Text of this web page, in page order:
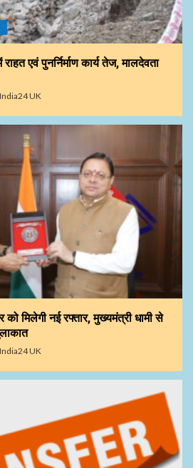
एवं पुनर्निर्माण कार्य तेज, मालदेवता
UK
को मिलेगी नई रफ्तार, मुख्यमंत्री धामी से
UK